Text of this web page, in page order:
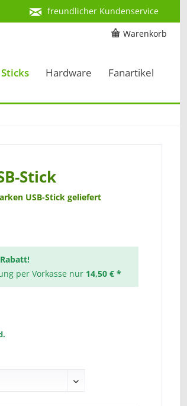
freundlicher Kundenservice
Warenkorb
Sticks Hardware Fanartikel
Stick
USB-Stick geliefert
per Vorkasse nur 14,50 € *